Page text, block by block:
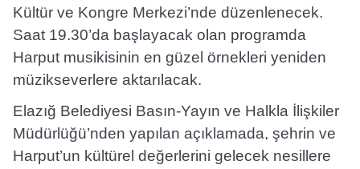
Kültür ve Kongre Merkezi’nde düzenlenecek.
Saat 19.30’da başlayacak olan programda
Harput musikisinin en güzel örnekleri yeniden
müzikseverlere aktarılacak.
Elazığ Belediyesi Basın-Yayın ve Halkla İlişkiler
Müdürlüğü’nden yapılan açıklamada, şehrin ve
Harput’un kültürel değerlerini gelecek nesillere